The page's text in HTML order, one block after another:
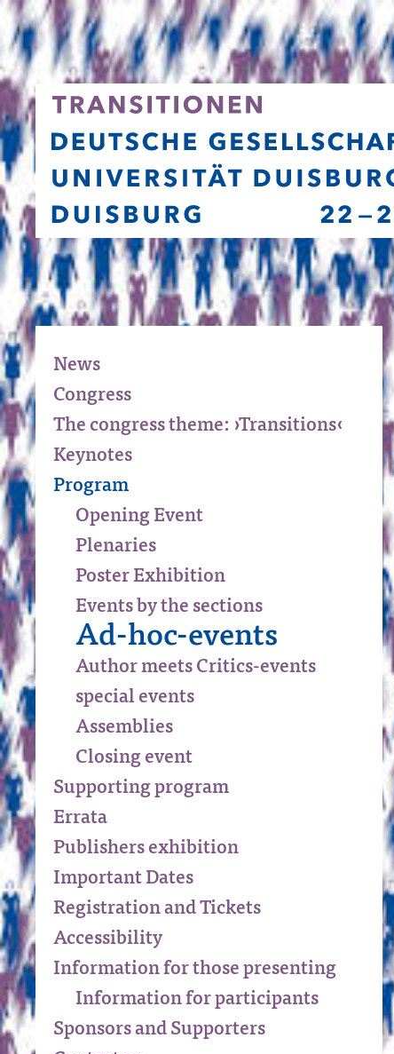
News
Congress
The congress theme: ›Transitions‹
Keynotes
Program
Opening Event
Plenaries
Poster Exhibition
Events by the sections
Ad-hoc-events
Author meets Critics-events
special events
Assemblies
Closing event
Supporting program
Errata
Publishers exhibition
Important Dates
Registration and Tickets
Accessibility
Information for those presenting
Information for participants
Sponsors and Supporters